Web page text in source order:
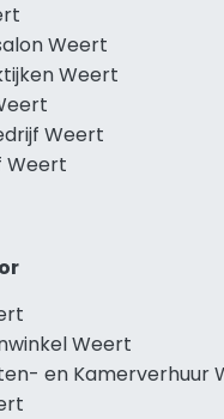
Weert
Weert
Weert
Weert
Weert
en Kamerverhuur